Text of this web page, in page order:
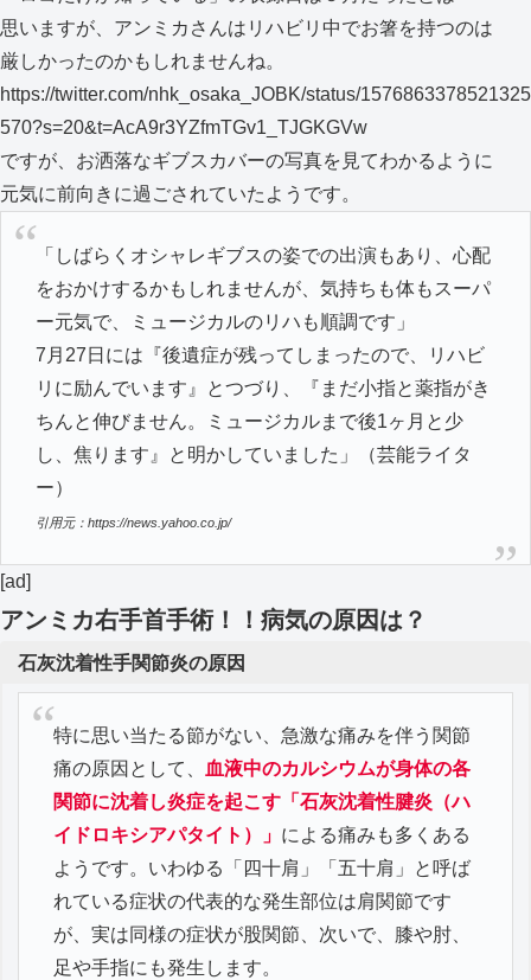
思いますが、アンミカさんはリハビリ中でお箸を持つのは
厳しかったのかもしれませんね。
https://twitter.com/nhk_osaka_JOBK/status/1576863378521325
570?s=20&t=AcA9r3YZfmTGv1_TJGKGVw
ですが、お洒落なギブスカバーの写真を見てわかるように
元気に前向きに過ごされていたようです。
「しばらくオシャレギブスの姿での出演もあり、心配
をおかけするかもしれませんが、気持ちも体もスーパ
ー元気で、ミュージカルのリハも順調です」
7月27日には『後遺症が残ってしまったので、リハビ
リに励んでいます』とつづり、『まだ小指と薬指がき
ちんと伸びません。ミュージカルまで後1ヶ月と少
し、焦ります』と明かしていました」（芸能ライタ
ー）
引用元：https://news.yahoo.co.jp/
[ad]
アンミカ右手首手術！！病気の原因は？
石灰沈着性手関節炎の原因
特に思い当たる節がない、急激な痛みを伴う関節
痛の原因として、
血液中のカルシウムが身体の各
関節に沈着し炎症を起こす「石灰沈着性腱炎（ハ
イドロキシアパタイト）」 による痛みも多くある
ようです。いわゆる「四十肩」「五十肩」と呼ば
れている症状の代表的な発生部位は肩関節です
が、実は同様の症状が股関節、次いで、膝や肘、
足や手指にも発生します。